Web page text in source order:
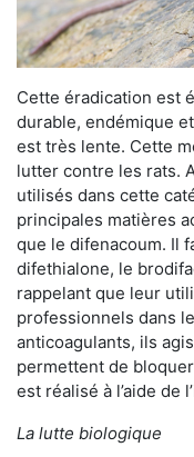
Cette éradication est
durable, endémique
est très lente. Cette
lutter contre les rats.
utilisés dans cette
principales matières
que le difenacoum. Il
difethialone, le
rappelant que leur
professionnels dans
anticoagulants, ils
permettent de
est réalisé à l’aide de
La lutte biologique